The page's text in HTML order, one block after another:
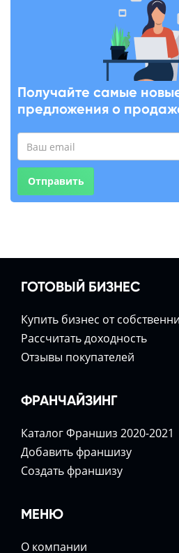
Получайте самые
предложения о
Отправить
ГОТОВЫЙ БИЗНЕС
Купить бизнес от
Расcчитать доходность
Отзывы покупателей
ФРАНЧАЙЗИНГ
Каталог Франшиз 2020-2021
Добавить франшизу
Создать франшизу
МЕНЮ
О компании